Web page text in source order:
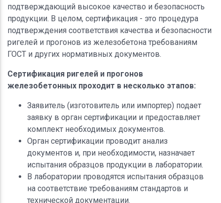
подтверждающий высокое качество и безопасность
продукции. В целом, сертификация - это процедура
подтверждения соответствия качества и безопасности
ригелей и прогонов из железобетона требованиям
ГОСТ и других нормативных документов.
Сертификация ригелей и прогонов
железобетонных проходит в несколько этапов:
Заявитель (изготовитель или импортер) подает
заявку в орган сертификации и предоставляет
комплект необходимых документов.
Орган сертификации проводит анализ
документов и, при необходимости, назначает
испытания образцов продукции в лаборатории.
В лаборатории проводятся испытания образцов
на соответствие требованиям стандартов и
технической документации.